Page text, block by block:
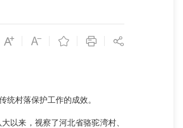
村落保护工作的成效。
以来，视察了河北省骆驼湾村、